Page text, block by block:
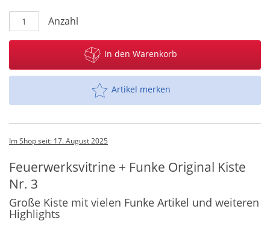
Anzahl
In den Warenkorb
Artikel merken
Im Shop seit: 17. August 2025
Feuerwerksvitrine + Funke Original Kiste
Nr. 3
Große Kiste mit vielen Funke Artikel und weiteren
Highlights